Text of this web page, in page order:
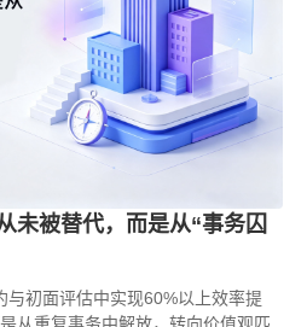
未被替代，而是从“事务囚
初面评估中实现60%以上效率提